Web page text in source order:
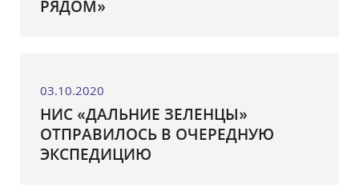
РЯДОМ»
03.10.2020
НИС «ДАЛЬНИЕ ЗЕЛЕНЦЫ»
ОТПРАВИЛОСЬ В ОЧЕРЕДНУЮ
ЭКСПЕДИЦИЮ